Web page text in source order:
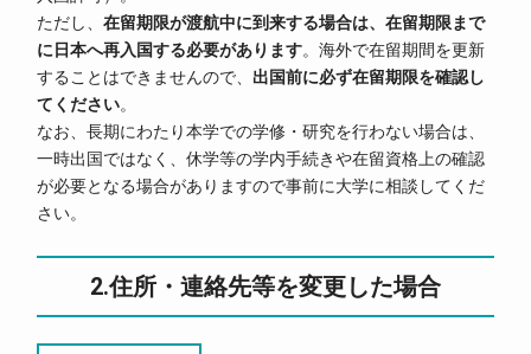
ただし、在留期限が渡航中に到来する場合は、在留期限まで
に日本へ再入国する必要があります。海外で在留期間を更新
することはできませんので、 出国前に必ず在留期限を確認し
てください。
なお、長期にわたり本学での学修・研究を行わない場合は、
一時出国ではなく、休学等の学内手続きや在留資格上の確認
が必要となる場合がありますので事前に大学に相談してくだ
さい。
2.住所・連絡先等を変更した場合